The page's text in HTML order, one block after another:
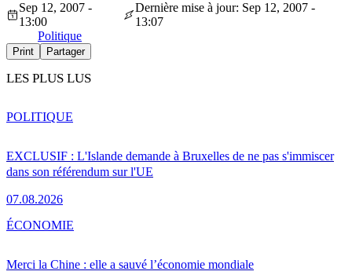
Sep 12, 2007 -
13:00
Dernière mise à jour: Sep 12, 2007 -
13:07
Politique
Print Partager
LES PLUS LUS
EXCLUSIF : L'Islande demande à Bruxelles de ne pas s'immiscer
dans son référendum sur l'UE
07.08.2026
POLITIQUE
Merci la Chine : elle a sauvé l’économie mondiale
ÉCONOMIE